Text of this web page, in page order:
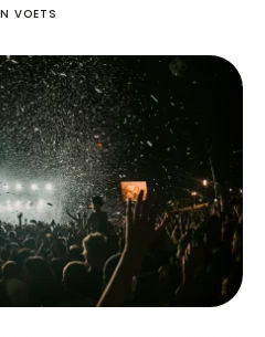
VOETS